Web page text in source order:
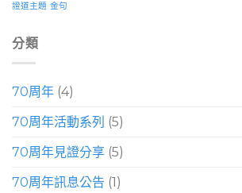
證道主題 金句
分類
70周年 (4)
70周年活動系列 (5)
70周年見證分享 (5)
70周年訊息公告 (1)